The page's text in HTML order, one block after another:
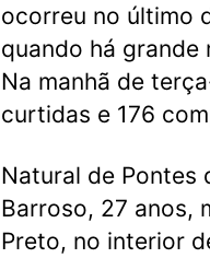
ocorreu no último
quando há grande
Na manhã de
curtidas e 176
Natural de Pontes
Barroso, 27 anos,
Preto, no interior